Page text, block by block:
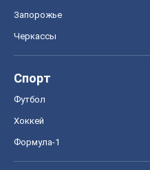
Запорожье
Черкассы
Спорт
Футбол
Хоккей
Формула-1